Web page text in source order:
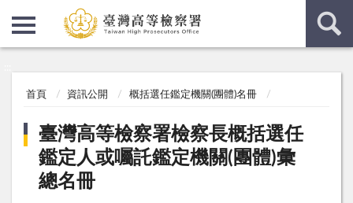
首頁 資訊公開 概括選任鑑定機關(團體)名冊
臺灣高等檢察署檢察長概括選任
鑑定人或囑託鑑定機關(團體)彙
總名冊